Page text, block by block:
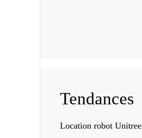
Tendances
Location robot Unitree